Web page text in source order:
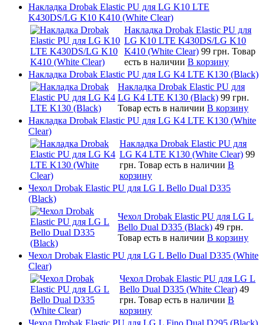
Накладка Drobak Elastic PU для LG K10 LTE
K430DS/LG K10 K410 (White Clear)
Накладка Drobak Elastic PU для
LG K10 LTE K430DS/LG K10
K410 (White Clear) 99 грн. Товар
есть в наличии В корзину
Накладка Drobak Elastic PU для LG K4 LTE K130 (Black)
Накладка Drobak Elastic PU для
LG K4 LTE K130 (Black) 99 грн.
Товар есть в наличии В корзину
Накладка Drobak Elastic PU для LG K4 LTE K130 (White
Clear)
Накладка Drobak Elastic PU для
LG K4 LTE K130 (White Clear) 99
грн. Товар есть в наличии В
корзину
Чехол Drobak Elastic PU для LG L Bello Dual D335
(Black)
Чехол Drobak Elastic PU для LG L
Bello Dual D335 (Black) 49 грн.
Товар есть в наличии В корзину
Чехол Drobak Elastic PU для LG L Bello Dual D335 (White
Clear)
Чехол Drobak Elastic PU для LG L
Bello Dual D335 (White Clear) 49
грн. Товар есть в наличии В
корзину
Чехол Drobak Elastic PU для LG L Fino Dual D295 (Black)